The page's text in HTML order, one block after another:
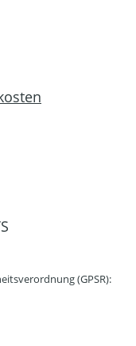
(GPSR):